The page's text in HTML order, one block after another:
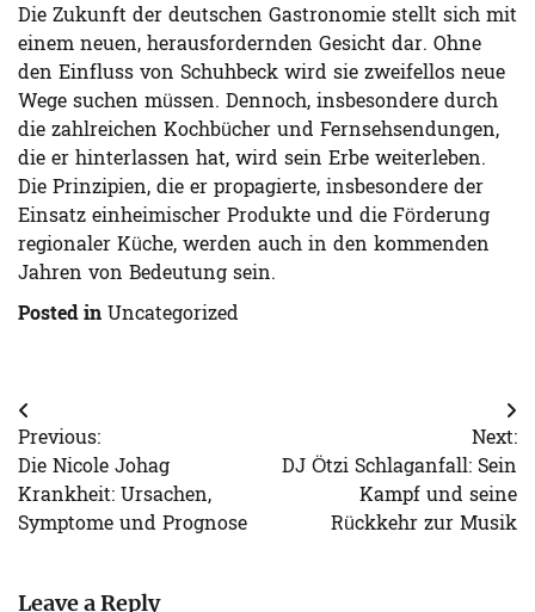
Die Zukunft der deutschen Gastronomie stellt sich mit
einem neuen, herausfordernden Gesicht dar. Ohne
den Einfluss von Schuhbeck wird sie zweifellos neue
Wege suchen müssen. Dennoch, insbesondere durch
die zahlreichen Kochbücher und Fernsehsendungen,
die er hinterlassen hat, wird sein Erbe weiterleben.
Die Prinzipien, die er propagierte, insbesondere der
Einsatz einheimischer Produkte und die Förderung
regionaler Küche, werden auch in den kommenden
Jahren von Bedeutung sein.
Posted in Uncategorized
Post
navigation
Previous:
Die Nicole Johag
Krankheit: Ursachen,
Symptome und Prognose
Next:
DJ Ötzi Schlaganfall: Sein
Kampf und seine
Rückkehr zur Musik
Leave a Reply